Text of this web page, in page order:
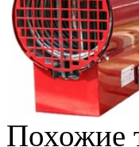
Похожие